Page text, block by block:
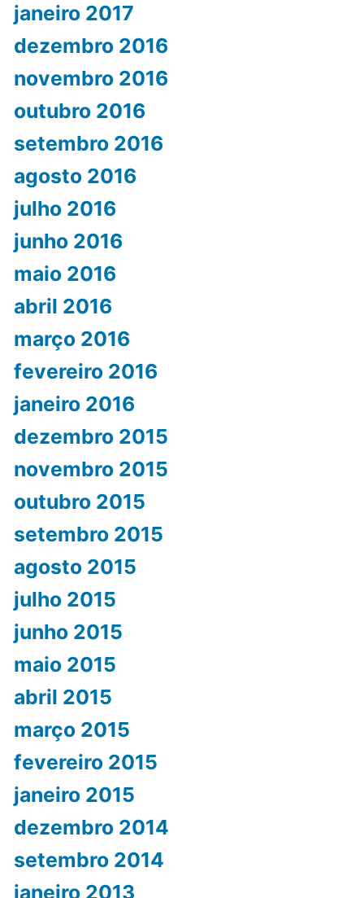
janeiro 2017
dezembro 2016
novembro 2016
outubro 2016
setembro 2016
agosto 2016
julho 2016
junho 2016
maio 2016
abril 2016
março 2016
fevereiro 2016
janeiro 2016
dezembro 2015
novembro 2015
outubro 2015
setembro 2015
agosto 2015
julho 2015
junho 2015
maio 2015
abril 2015
março 2015
fevereiro 2015
janeiro 2015
dezembro 2014
setembro 2014
janeiro 2013